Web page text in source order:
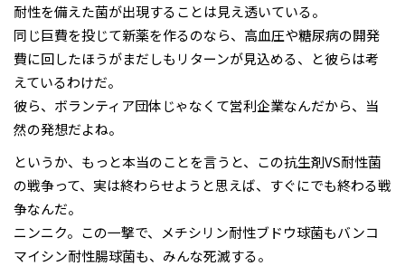
耐性を備えた菌が出現することは見え透いている。
同じ巨費を投じて新薬を作るのなら、高血圧や糖尿病の開発
費に回したほうがまだしもリターンが見込める、と彼らは考
えているわけだ。
彼ら、ボランティア団体じゃなくて営利企業なんだから、当
然の発想だよね。
というか、もっと本当のことを言うと、この抗生剤VS耐性菌
の戦争って、実は終わらせようと思えば、すぐにでも終わる戦
争なんだ。
ニンニク。この一撃で、メチシリン耐性ブドウ球菌もバンコ
マイシン耐性腸球菌も、みんな死滅する。